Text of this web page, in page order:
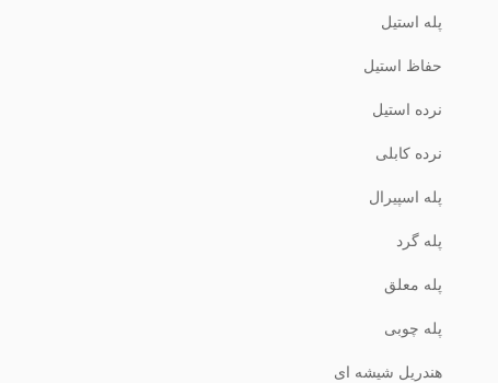
پله استیل
حفاظ استیل
نرده استیل
نرده کابلی
پله اسپیرال
پله گرد
پله معلق
پله چوبی
هندریل شیشه ای